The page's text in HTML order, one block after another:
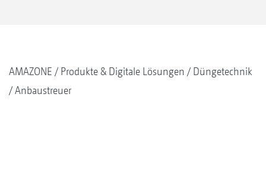
AMAZONE Produkte & Digitale Lösungen
Düngetechnik
Anbaustreuer